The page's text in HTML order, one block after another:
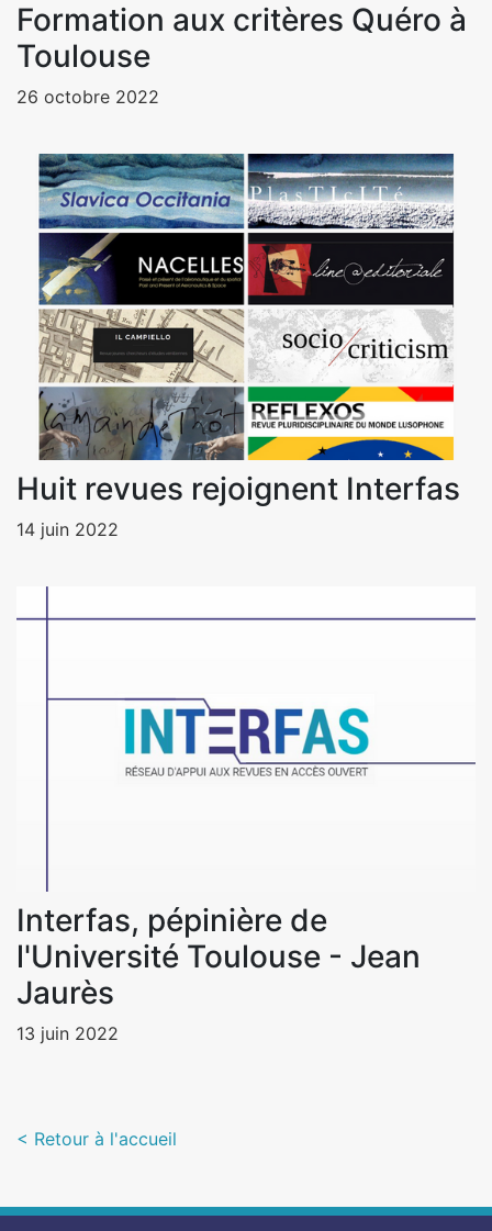
Formation aux critères Quéro à
Toulouse
26 octobre 2022
Huit revues rejoignent Interfas
14 juin 2022
Interfas, pépinière de
l'Université Toulouse - Jean
Jaurès
13 juin 2022
< Retour à l'accueil